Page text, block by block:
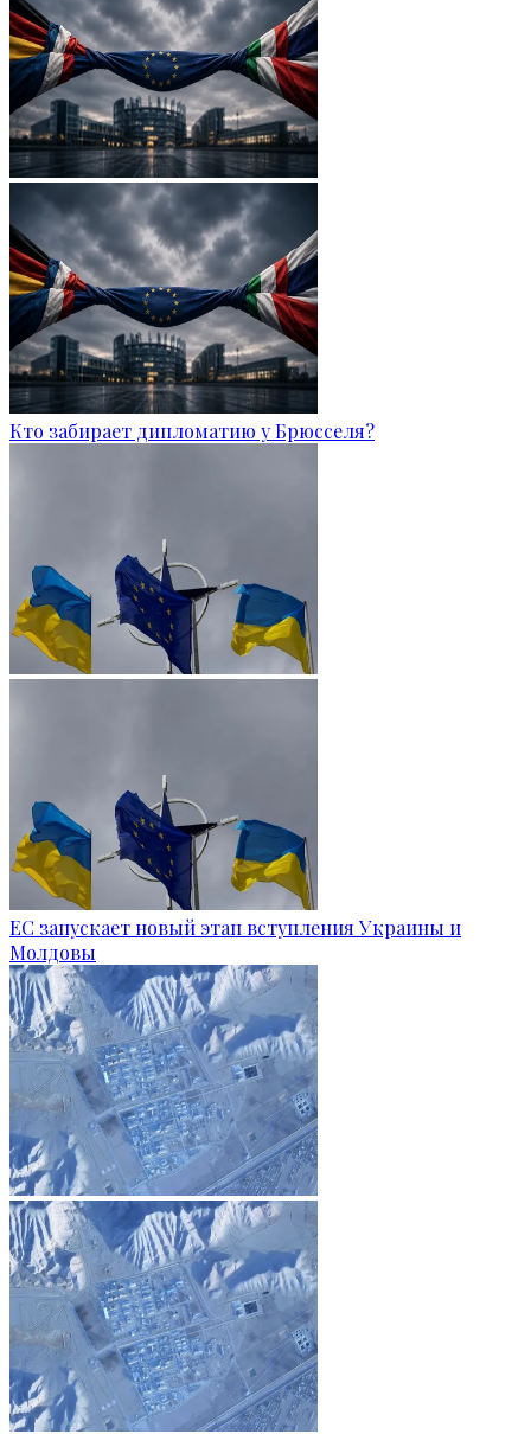
Кто забирает дипломатию у Брюсселя?
ЕС запускает новый этап вступления Украины и
Молдовы